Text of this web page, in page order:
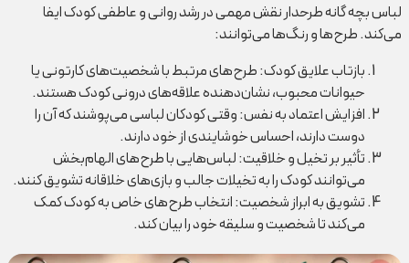
لباس بچه گانه طرحدار نقش مهمی در رشد روانی و عاطفی کودک ایفا
می‌کند. طرح‌ها و رنگ‌ها می‌توانند:
بازتاب علایق کودک: طرح‌های مرتبط با شخصیت‌های کارتونی یا
حیوانات محبوب، نشان‌دهنده علاقه‌های درونی کودک هستند.
افزایش اعتماد به‌ نفس: وقتی کودکان لباسی می‌پوشند که آن را
دوست دارند، احساس خوشایندی از خود دارند.
تأثیر بر تخیل و خلاقیت: لباس‌هایی با طرح‌های الهام‌بخش
می‌توانند کودک را به تخیلات جالب و بازی‌های خلاقانه تشویق کنند.
تشویق به ابراز شخصیت: انتخاب طرح‌های خاص به کودک کمک
می‌کند تا شخصیت و سلیقه خود را بیان کند.